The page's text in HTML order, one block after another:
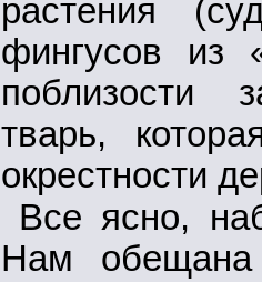
растения
фингусов из
поблизости
тварь,
окрестности
Все ясно,
Нам